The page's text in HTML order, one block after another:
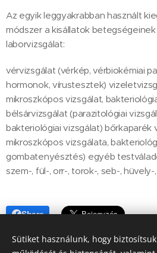
Az egyik leggyakrabban használt
módszer a kisállatok
laborvizsgálat:
vérvizsgálat (vérkép, vérbiokémiai
hormonok, vírustesztek)
mikroszkópos vizsgálat,
bélsárvizsgálat (parazitológiai
bakteriológiai vizsgálat) bőrkaparék
mikroszkópos vizsgálata,
gombatenyésztés) egyéb
szem-, fül-, orr-, torok-, seb-,
Share
Sütiket használunk, hogy